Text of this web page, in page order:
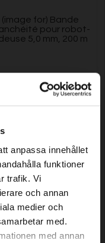
anpassa innehållet
funktioner
trafik. Vi
och annan
medier och
med.
med annan
d’étanchéité pour robot-
76,39 EUR
En stock